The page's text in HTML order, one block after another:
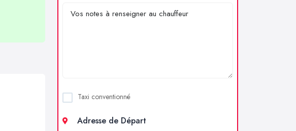
Taxi conventionné
Adresse de Départ